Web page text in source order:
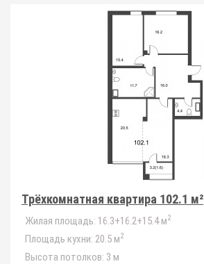
Трёхкомнатная квартира 102.1 м²
Жилая площадь: 16.3+16.2+15.4 м2
Площадь кухни: 20.5 м2
Высота потолков: 3 м